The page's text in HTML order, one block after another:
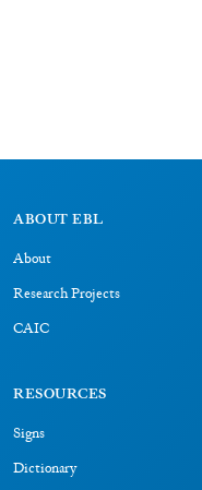
ABOUT EBL
About
Research Projects
CAIC
RESOURCES
Signs
Dictionary